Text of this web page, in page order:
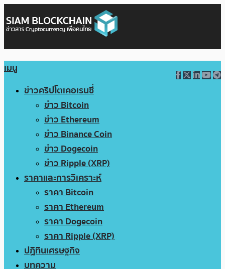
เมนู
ข่าวคริปโตเคอเรนซี่
ข่าว Bitcoin
ข่าว Ethereum
ข่าว Binance Coin
ข่าว Dogecoin
ข่าว Ripple (XRP)
ราคาและการวิเคราะห์
ราคา Bitcoin
ราคา Ethereum
ราคา Dogecoin
ราคา Ripple (XRP)
ปฏิทินเศรษฐกิจ
บทความ